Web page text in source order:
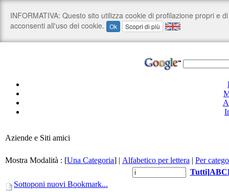
Aziende e Siti amici
Mostra Modalità : [Una Categoria] | Alfabetico per lettera | Per
Tutti]ABC
Sottoponi nuovi Bookmark...